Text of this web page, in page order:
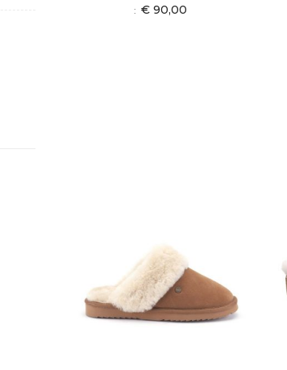
€ 90,00